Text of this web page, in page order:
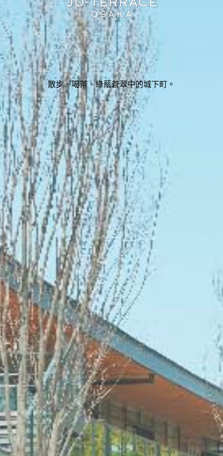
散步、喝茶、綠蔭蒼翠中的城下町。